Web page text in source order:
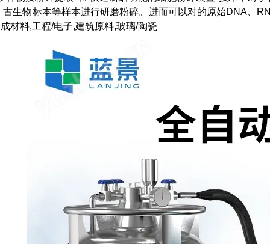
古生物标本等样本进行研磨粉碎。进而可以对的原始DNA、
材料,工程/电子,建筑原料,玻璃/陶瓷